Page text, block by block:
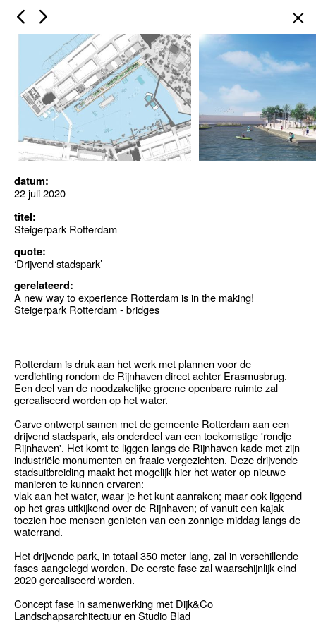
datum:
22 juli 2020
titel:
Steigerpark Rotterdam
quote:
‘Drijvend stadspark’
gerelateerd:
A new way to experience Rotterdam is in the making!
Steigerpark Rotterdam - bridges
Rotterdam is druk aan het werk met plannen voor de
verdichting rondom de Rijnhaven direct achter Erasmusbrug.
Een deel van de noodzakelijke groene openbare ruimte zal
gerealiseerd worden op het water.
Carve ontwerpt samen met de gemeente Rotterdam aan een
drijvend stadspark, als onderdeel van een toekomstige 'rondje
Rijnhaven'. Het komt te liggen langs de Rijnhaven kade met zijn
industriële monumenten en fraaie vergezichten. Deze drijvende
stadsuitbreiding maakt het mogelijk hier het water op nieuwe
manieren te kunnen ervaren:
vlak aan het water, waar je het kunt aanraken; maar ook liggend
op het gras uitkijkend over de Rijnhaven; of vanuit een kajak
toezien hoe mensen genieten van een zonnige middag langs de
waterrand.
Het drijvende park, in totaal 350 meter lang, zal in verschillende
fases aangelegd worden. De eerste fase zal waarschijnlijk eind
2020 gerealiseerd worden.
Concept fase in samenwerking met Dijk&Co
Landschapsarchitectuur en Studio Blad
×